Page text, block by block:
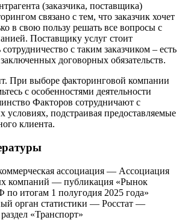
(заказчика, поставщика)
связано с тем, что заказчик хочет
в свою пользу решать все вопросы с
Поставщику услуг стоит
с таким заказчиком – есть
договорных обязательств.
При выборе факторинговой компании
с особенностями деятельности
Факторов сотрудничают с
условиях, подстраивая предоставляемые
клиента.
ассоциация — Ассоциация
компаний — публикация «Рынок
по итогам 1 полугодия 2025 года»
орган статистики — Росстат —
«Транспорт»